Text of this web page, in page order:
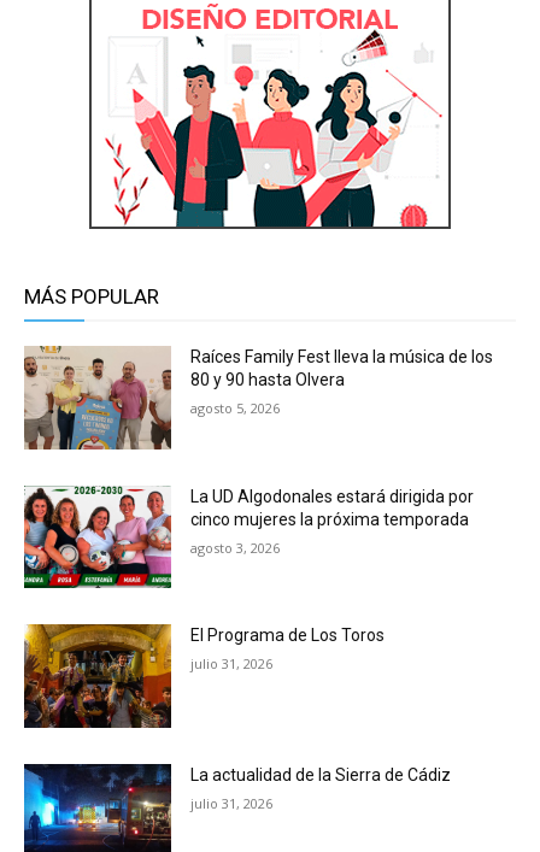
MÁS POPULAR
Raíces Family Fest lleva la música de los
80 y 90 hasta Olvera
agosto 5, 2026
La UD Algodonales estará dirigida por
cinco mujeres la próxima temporada
agosto 3, 2026
El Programa de Los Toros
julio 31, 2026
La actualidad de la Sierra de Cádiz
julio 31, 2026